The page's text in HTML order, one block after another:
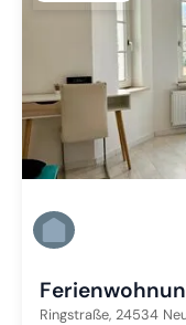
Ringstraße, 24534